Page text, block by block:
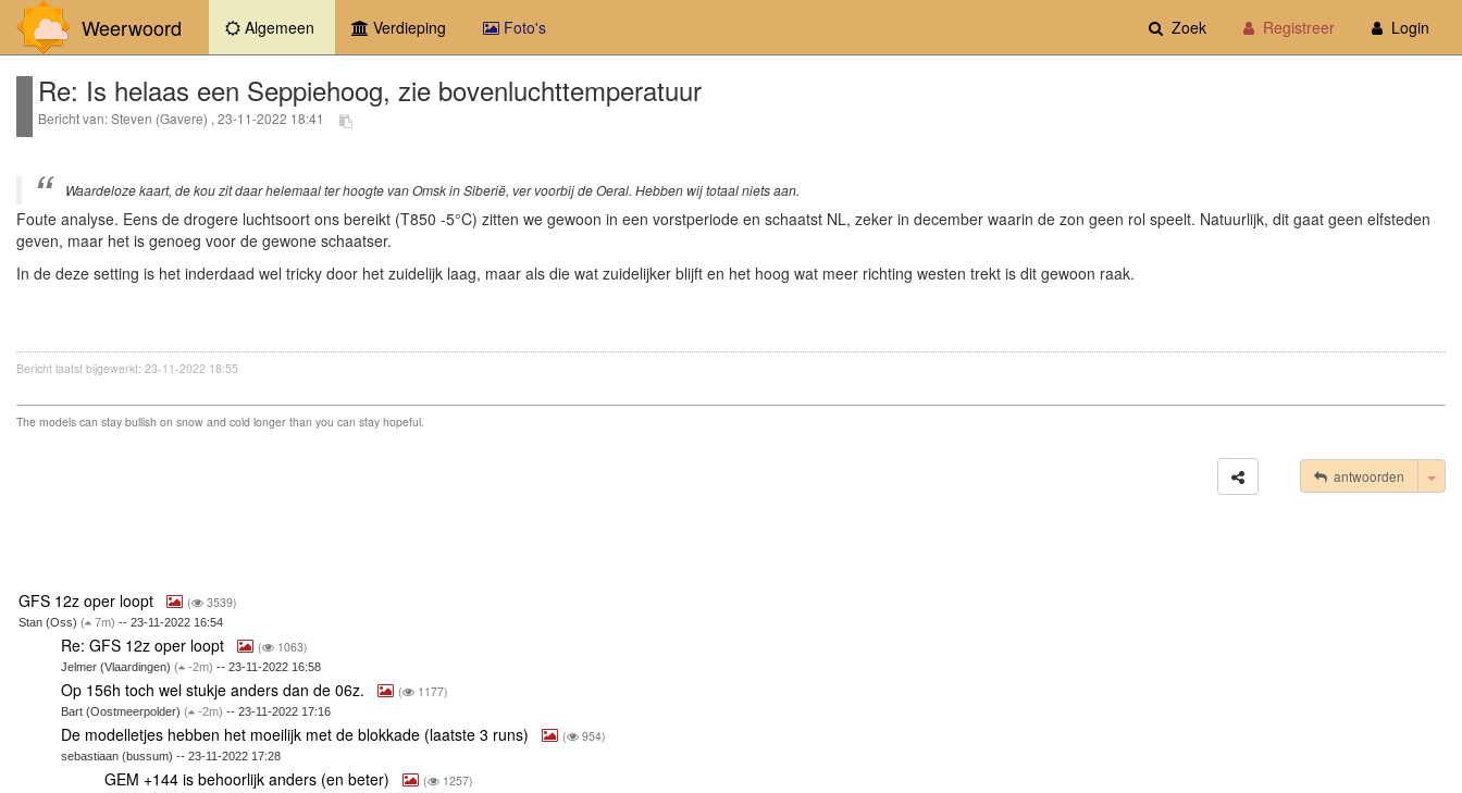
Weerwoord Algemeen (current)Verdieping Foto's Zoek Registreer Login
Re: Is helaas een Seppiehoog, zie bovenluchttemperatuur
Bericht van: Steven (Gavere) , 23-11-2022 18:41
Waardeloze kaart, de kou zit daar helemaal ter hoogte van Omsk in Siberië, ver voorbij de Oeral. Hebben wij totaal niets aan.
Foute analyse. Eens de drogere luchtsoort ons bereikt (T850 -5°C) zitten we gewoon in een vorstperiode en schaatst NL, zeker in december waarin de zon geen rol speelt. Natuurlijk, dit gaat geen elfsteden
geven, maar het is genoeg voor de gewone schaatser.
In de deze setting is het inderdaad wel tricky door het zuidelijk laag, maar als die wat zuidelijker blijft en het hoog wat meer richting westen trekt is dit gewoon raak.
Bericht laatst bijgewerkt: 23-11-2022 18:55
The models can stay bullish on snow and cold longer than you can stay hopeful.
antwoorden
GFS 12z oper loopt ( 3539)
Stan (Oss) ( 7m) -- 23-11-2022 16:54
Re: GFS 12z oper loopt ( 1063)
Jelmer (Vlaardingen)( -2m) -- 23-11-2022 16:58
Op 156h toch wel stukje anders dan de 06z. ( 1177)
Bart (Oostmeerpolder)( -2m) -- 23-11-2022 17:16
De modelletjes hebben het moeilijk met de blokkade (laatste 3 runs) ( 954)
sebastiaan (bussum) -- 23-11-2022 17:28
GEM +144 is behoorlijk anders (en beter) ( 1257)